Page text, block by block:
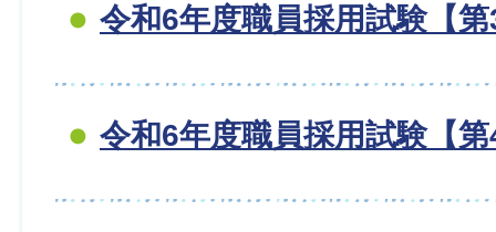
令和6年度職員採用試験【
令和6年度職員採用試験【